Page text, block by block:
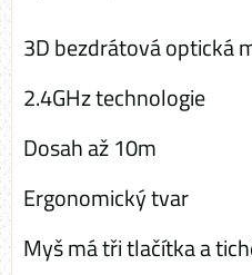
3D bezdrátová optická
2.4GHz technologie
Dosah až 10m
Ergonomický tvar
Myš má tři tlačítka a